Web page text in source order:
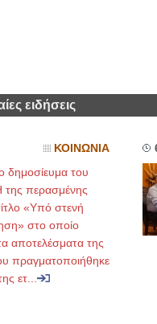
ειδήσεις
ΚΟΙΝΩΝΙΑ
δημοσίευμα του
περασμένης
«Υπό στενή
στο οποίο
αποτελέσματα της
πραγματοποιήθηκε
ετ...